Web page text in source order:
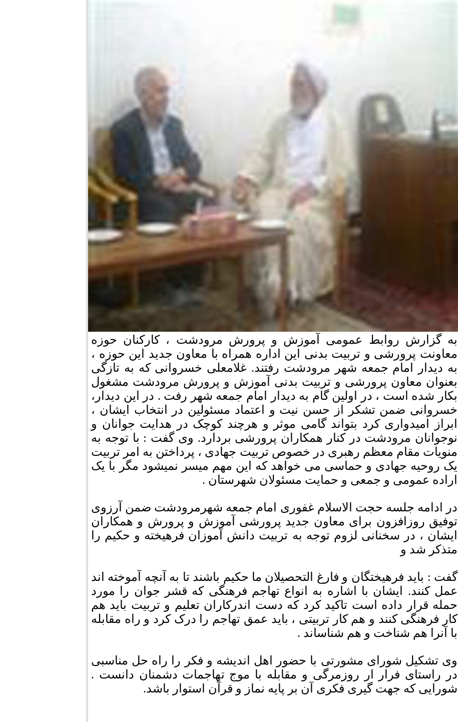
به گزارش روابط عمومی آموزش و پرورش مرودشت ، کارکنان حوزه
معاونت پرورشی و تربیت بدنی این اداره همراه با معاون جدید این حوزه ،
به دیدار امام جمعه شهر مرودشت رفتند. غلامعلی خسروانی که به تازگی
بعنوان معاون پرورشی و تربیت بدنی آموزش و پرورش مرودشت مشغول
بکار شده است ، در اولین گام به دیدار امام جمعه شهر رفت . در این دیدار،
خسروانی ضمن تشکر از حسن نیت و اعتماد مسئولین در انتخاب ایشان ،
ابراز امیدواری کرد بتواند گامی موثر و هرچند کوچک در هدایت جوانان و
نوجوانان مرودشت در کنار همکاران پرورشی بردارد. وی گفت : با توجه به
منویات مقام معظم رهبری در خصوص تربیت جهادی ، پرداختن به امر تربیت
یک روحیه جهادی و حماسی می خواهد که این مهم میسر نمیشود مگر با یک
اراده عمومی و جمعی و حمایت مسئولان شهرستان .
در ادامه جلسه حجت الاسلام غفوری امام جمعه شهرمرودشت ضمن آرزوی
توفیق روزافزون برای معاون جدید پرورشی آموزش و پرورش و همکاران
ایشان ، در سخنانی لزوم توجه به تربیت دانش آموزان فرهیخته و حکیم را
متذکر شد و
گفت : باید فرهیختگان و فارغ التحصیلان ما حکیم باشند تا به آنچه آموخته اند
عمل کنند. ایشان با اشاره به انواع تهاجم فرهنگی که قشر جوان را مورد
حمله قرار داده است تاکید کرد که دست اندرکاران تعلیم و تربیت باید هم
کار فرهنگی کنند و هم کار تربیتی ، باید عمق تهاجم را درک کرد و راه مقابله
با آنرا هم شناخت و هم شناساند .
وی تشکیل شورای مشورتی با حضور اهل اندیشه و فکر را راه حل مناسبی
در راستای فرار ار روزمرگی و مقابله با موج تهاجمات دشمنان دانست .
شورایی که جهت گیری فکری آن بر پایه نماز و قرآن استوار باشد.